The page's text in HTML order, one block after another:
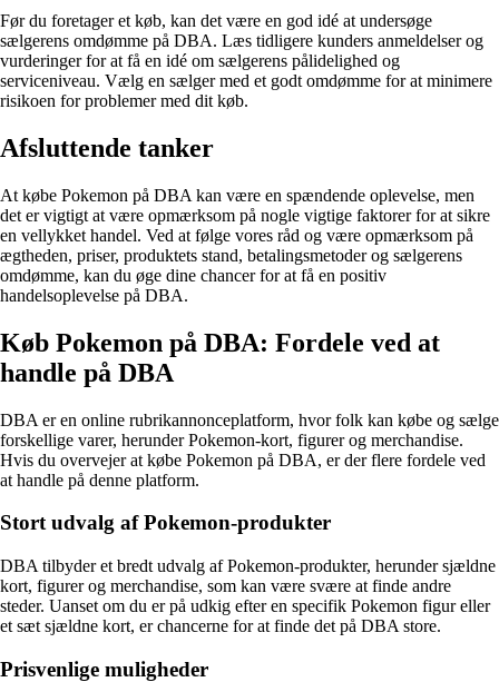
Før du foretager et køb, kan det være en god idé at undersøge
sælgerens omdømme på DBA. Læs tidligere kunders anmeldelser og
vurderinger for at få en idé om sælgerens pålidelighed og
serviceniveau. Vælg en sælger med et godt omdømme for at minimere
risikoen for problemer med dit køb.
Afsluttende tanker
At købe Pokemon på DBA kan være en spændende oplevelse, men
det er vigtigt at være opmærksom på nogle vigtige faktorer for at sikre
en vellykket handel. Ved at følge vores råd og være opmærksom på
ægtheden, priser, produktets stand, betalingsmetoder og sælgerens
omdømme, kan du øge dine chancer for at få en positiv
handelsoplevelse på DBA.
Køb Pokemon på DBA: Fordele ved at
handle på DBA
DBA er en online rubrikannonceplatform, hvor folk kan købe og sælge
forskellige varer, herunder Pokemon-kort, figurer og merchandise.
Hvis du overvejer at købe Pokemon på DBA, er der flere fordele ved
at handle på denne platform.
Stort udvalg af Pokemon-produkter
DBA tilbyder et bredt udvalg af Pokemon-produkter, herunder sjældne
kort, figurer og merchandise, som kan være svære at finde andre
steder. Uanset om du er på udkig efter en specifik Pokemon figur eller
et sæt sjældne kort, er chancerne for at finde det på DBA store.
Prisvenlige muligheder